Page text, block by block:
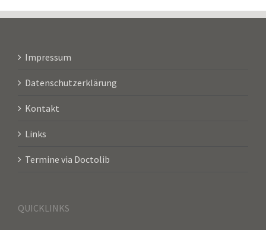
Impressum
Datenschutzerklärung
Kontakt
Links
Termine via Doctolib
QUICKLINKS